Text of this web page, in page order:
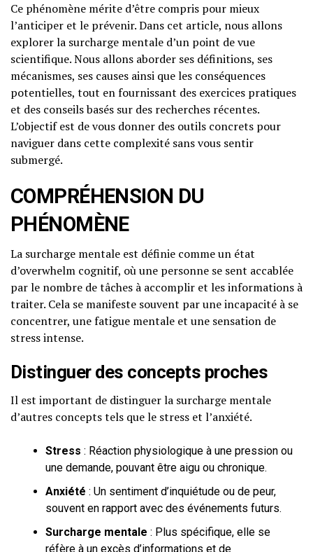
Ce phénomène mérite d’être compris pour mieux
l’anticiper et le prévenir. Dans cet article, nous allons
explorer la surcharge mentale d’un point de vue
scientifique. Nous allons aborder ses définitions, ses
mécanismes, ses causes ainsi que les conséquences
potentielles, tout en fournissant des exercices pratiques
et des conseils basés sur des recherches récentes.
L’objectif est de vous donner des outils concrets pour
naviguer dans cette complexité sans vous sentir
submergé.
COMPRÉHENSION DU
PHÉNOMÈNE
La surcharge mentale est définie comme un état
d’overwhelm cognitif, où une personne se sent accablée
par le nombre de tâches à accomplir et les informations à
traiter. Cela se manifeste souvent par une incapacité à se
concentrer, une fatigue mentale et une sensation de
stress intense.
Distinguer des concepts proches
Il est important de distinguer la surcharge mentale
d’autres concepts tels que le stress et l’anxiété.
Stress : Réaction physiologique à une pression ou
une demande, pouvant être aigu ou chronique.
Anxiété : Un sentiment d’inquiétude ou de peur,
souvent en rapport avec des événements futurs.
Surcharge mentale : Plus spécifique, elle se
réfère à un excès d’informations et de